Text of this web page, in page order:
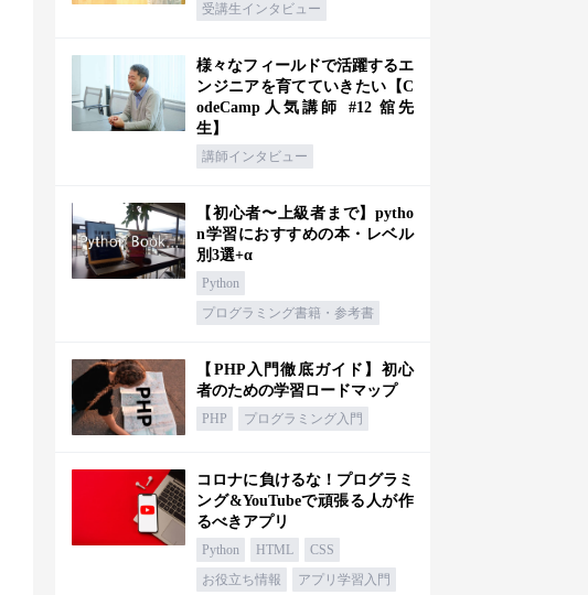
受講生インタビュー
様々なフィールドで活躍するエ
ンジニアを育てていきたい【C
odeCamp人気講師 #12 舘先
生】
講師インタビュー
【初心者〜上級者まで】pytho
n学習におすすめの本・レベル
別3選+α
Python
プログラミング書籍・参考書
【PHP入門徹底ガイド】初心
者のための学習ロードマップ
PHP プログラミング入門
コロナに負けるな！プログラミ
ング&YouTubeで頑張る人が作
るべきアプリ
Python HTML
CSS
お役立ち情報
アプリ学習入門